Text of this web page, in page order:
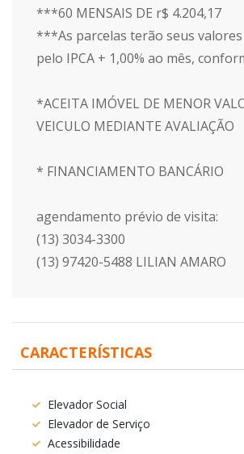
***60 MENSAIS DE r$ 4.204,17
***As parcelas terão seus
pelo IPCA + 1,00% ao mês,
*ACEITA IMÓVEL DE MENOR
VEICULO MEDIANTE AVALIAÇÃO
* FINANCIAMENTO BANCÁRIO
agendamento prévio de visita:
(13) 3034-3300
(13) 97420-5488 LILIAN AMARO
CARACTERÍSTICAS
Elevador Social
Elevador de Serviço
Acessibilidade